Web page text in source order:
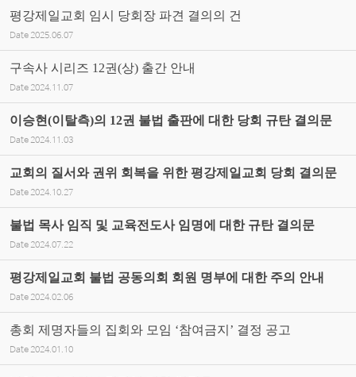
평강제일교회 임시 당회장 파견 결의의 건
Date 2025.06.07
구속사 시리즈 12권(상) 출간 안내
Date 2024.11.07
이승현(이탈측)의 12권 불법 출판에 대한 당회 규탄 결의문
Date 2024.11.03
교회의 질서와 권위 회복을 위한 평강제일교회 당회 결의문
Date 2024.10.27
불법 목사 임직 및 교육전도사 임명에 대한 규탄 결의문
Date 2024.07.22
평강제일교회 불법 공동의회 회원 명부에 대한 주의 안내
Date 2024.02.06
총회 제명자들의 집회와 모임 ‘참여금지’ 결정 공고
Date 2024.01.10